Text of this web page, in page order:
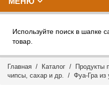
Используйте поиск в шапке
товар.
Главная / Каталог / Продукты
чипсы, сахар и др. / Фуа-Гра из